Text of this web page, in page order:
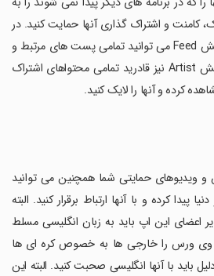
کامنت و اشتراک گذاری آنها حمایت کنید. در
صفحه اصلی این اپ و در بخش Feed می توانید تمامی پست های مرتبط و
جدید را مشاهده کنید. در بخش Artist نیز قادرید تمامی محتواهای اشتراک
کرده و آنها را لایک کنید.
و ویدیوهای حمایتی شما همچنین می توانید
کرده و با آنها ارتباط برقرار کنید. البته
اعضای این اپ باید به زبان انگلیسی مسلط
وی ورس را خارجی ها به خصوص کره ای ها
باید با آنها انگلیسی صحبت کنید. البته این